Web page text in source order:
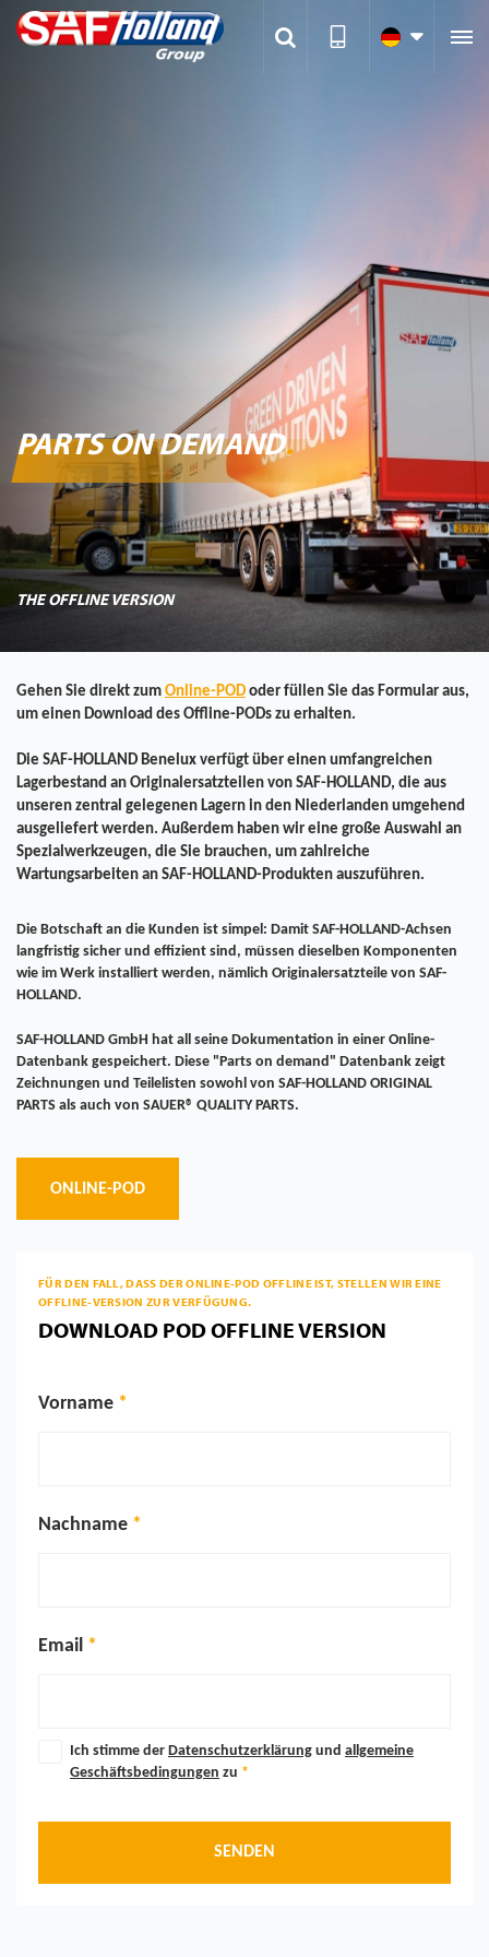

THE OFFLINE VERSION
PARTS ON DEMAND.
Gehen Sie direkt zum Online-POD oder füllen Sie das Formular aus,
um einen Download des Offline-PODs zu erhalten.
Die SAF-HOLLAND Benelux verfügt über einen umfangreichen
Lagerbestand an Originalersatzteilen von SAF-HOLLAND, die aus
unseren zentral gelegenen Lagern in den Niederlanden umgehend
ausgeliefert werden. Außerdem haben wir eine große Auswahl an
Spezialwerkzeugen, die Sie brauchen, um zahlreiche
Wartungsarbeiten an SAF-HOLLAND-Produkten auszuführen.
Die Botschaft an die Kunden ist simpel: Damit SAF-HOLLAND-Achsen
langfristig sicher und effizient sind, müssen dieselben Komponenten
wie im Werk installiert werden, nämlich Originalersatzteile von SAF-
HOLLAND.
SAF-HOLLAND GmbH hat all seine Dokumentation in einer Online-
Datenbank gespeichert. Diese "Parts on demand" Datenbank zeigt
Zeichnungen und Teilelisten sowohl von SAF-HOLLAND ORIGINAL
PARTS als auch von SAUER® QUALITY PARTS.
ONLINE-POD
FÜR DEN FALL, DASS DER ONLINE-POD OFFLINE IST, STELLEN WIR EINE
OFFLINE-VERSION ZUR VERFÜGUNG.
DOWNLOAD POD OFFLINE VERSION
Vorname
Nachname
Email
Ich stimme der Datenschutzerklärung und allgemeine
Geschäftsbedingungen zu *
SENDEN